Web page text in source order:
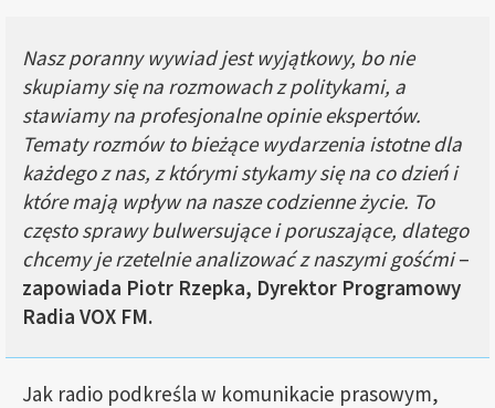
Nasz poranny wywiad jest wyjątkowy, bo nie
skupiamy się na rozmowach z politykami, a
stawiamy na profesjonalne opinie ekspertów.
Tematy rozmów to bieżące wydarzenia istotne dla
każdego z nas, z którymi stykamy się na co dzień i
które mają wpływ na nasze codzienne życie. To
często sprawy bulwersujące i poruszające, dlatego
chcemy je rzetelnie analizować z naszymi gośćmi–
zapowiada Piotr Rzepka, Dyrektor Programowy
Radia VOX FM.
Jak radio podkreśla w komunikacie prasowym,